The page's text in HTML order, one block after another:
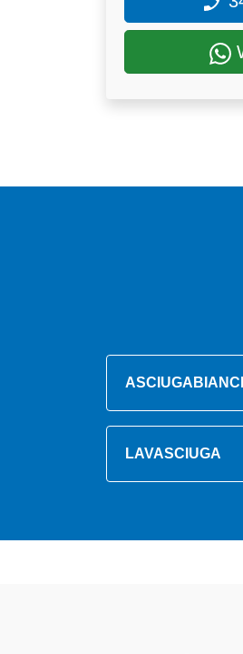
LAVASCIUGA